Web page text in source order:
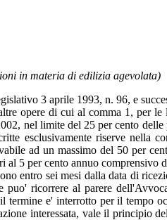
in materia di edilizia agevolata)
3 aprile 1993, n. 96, e
opere di cui al comma 1, per
nel limite del 25 per cento
esclusivamente riserve nella
ad un massimo del 50 per
5 per cento annuo comprensivo
entro sei mesi dalla data di
puo' ricorrere al parere
e' interrotto per il tempo
interessata, vale il principio